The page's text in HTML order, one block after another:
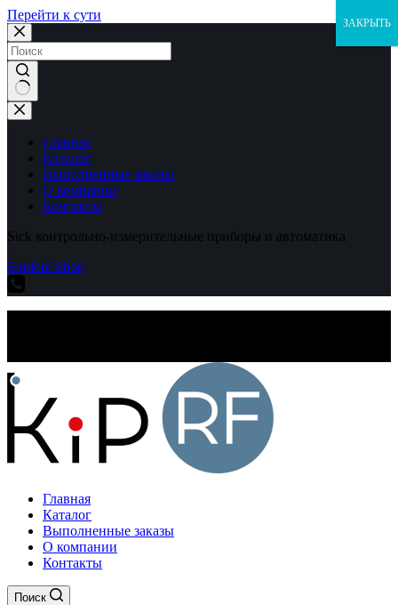
Перейти к сути
Ничего
не
найденоГлавная
Каталог
Выполненные заказы
О компании
Контакты
Sick контрольно-измерительные приборы и автоматика
Explore Shop
Главная
Каталог
Выполненные заказы
О компании
Контакты
Поиск
ЗАКРЫТЬ